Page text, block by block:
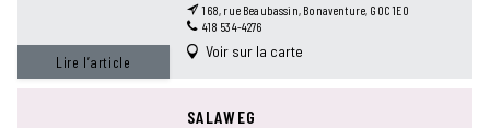
Lire l’article
168, rue Beaubassin, Bonaventure, G0C 1E0
418 534-4276
Voir sur la carte
SALAWEG